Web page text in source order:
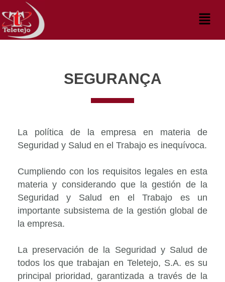
al
contenido
Menú
SEGURANÇA
La política de la empresa en materia de
Seguridad y Salud en el Trabajo es inequívoca.
Cumpliendo con los requisitos legales en esta
materia y considerando que la gestión de la
Seguridad y Salud en el Trabajo es un
importante subsistema de la gestión global de
la empresa.
La preservación de la Seguridad y Salud de
todos los que trabajan en Teletejo, S.A. es su
principal prioridad, garantizada a través de la